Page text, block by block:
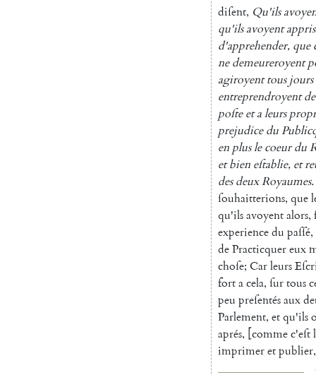
diſent, Qu'ils
qu'ils avoyent appris
d'apprehender, que
ne demeureroyent
agiroyent tous jours
entreprendroyent de
poſte et aleurs
prejudice du
en plusle coeur du
et bien eſtablie, et
des deuxRoyaumes.
ſouhaitterions, que
qu'ilsavoyentalors,
experiencedu paſſé,
dePracticquereux
choſe; Carleurs
fortacela, ſurtous
peu preſentésaux
Parlement, etqu'ils
aprés, commec'eſt
imprimeretpublier,